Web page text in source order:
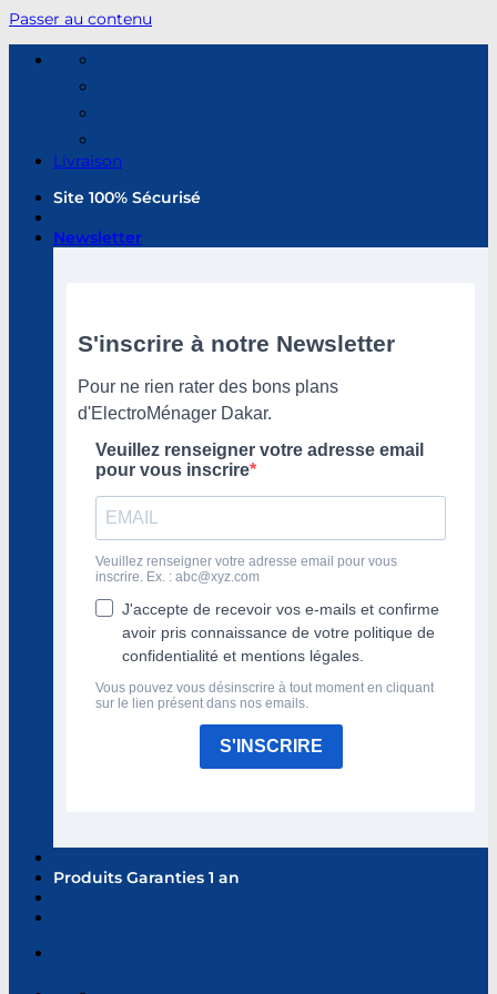
Passer au contenu
Livraison
Site 100% Sécurisé
Newsletter
S'inscrire à notre Newsletter
Pour ne rien rater des bons plans
d'ElectroMénager Dakar.
Veuillez renseigner votre adresse email
pour vous inscrire
Veuillez renseigner votre adresse email pour vous
inscrire. Ex. : abc@xyz.com
J'accepte de recevoir vos e-mails et confirme
avoir pris connaissance de votre politique de
confidentialité et mentions légales.
Vous pouvez vous désinscrire à tout moment en cliquant
sur le lien présent dans nos emails.
S'INSCRIRE
Produits Garanties 1 an